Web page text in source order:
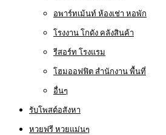
อพาร์ทเม้นท์ ห้องเช่า หอพัก
โรงงาน โกดัง คลังสินค้า
รีสอร์ท โรงแรม
โฮมออฟฟิต สำนักงาน พื้นที่
อื่นๆ
รับโพสต์อสังหา
หวยฟรี หวยแม่นๆ